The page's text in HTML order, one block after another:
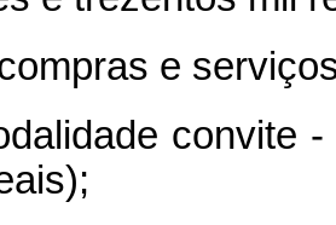
e
convite